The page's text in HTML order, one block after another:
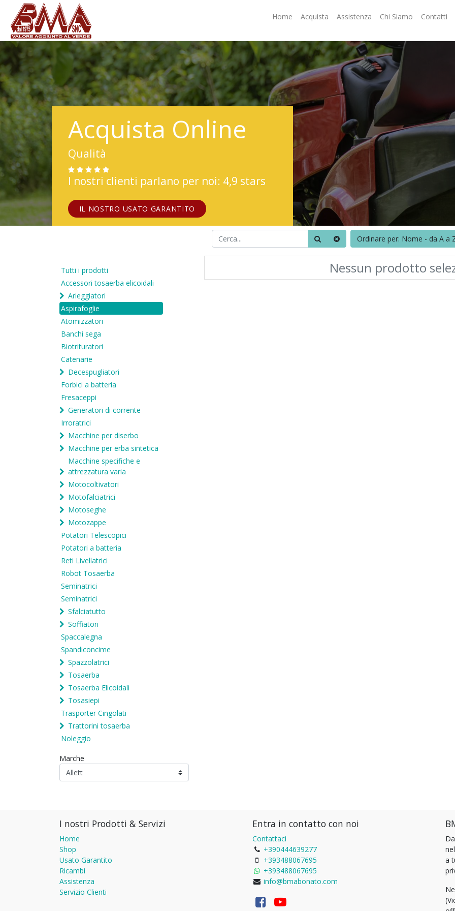
Home Acquista Assistenza Chi Siamo Contatti
Acquista Online
Qualità
I nostri clienti parlano per noi: 4,9 stars
IL NOSTRO USATO GARANTITO
Ordinare per: Nome - da A a
Tutti i prodotti
Accessori tosaerba elicoidali
Arieggiatori
Aspirafoglie
Atomizzatori
Banchi sega
Biotrituratori
Catenarie
Decespugliatori
Forbici a batteria
Fresaceppi
Generatori di corrente
Irroratrici
Macchine per diserbo
Macchine per erba sintetica
Macchine specifiche e
attrezzatura varia
Motocoltivatori
Motofalciatrici
Motoseghe
Motozappe
Potatori Telescopici
Potatori a batteria
Reti Livellatrici
Robot Tosaerba
Seminatrici
Seminatrici
Sfalciatutto
Soffiatori
Spaccalegna
Spandiconcime
Spazzolatrici
Tosaerba
Tosaerba Elicoidali
Tosasiepi
Trasporter Cingolati
Trattorini tosaerba
Noleggio
Marche
Nessun prodotto
I nostri Prodotti & Servizi
Home
Shop
Usato Garantito
Ricambi
Assistenza
Servizio Clienti
Entra in contatto con noi
Contattaci
+390444639277
+393488067695
+393488067695
info@bmabonato.com
a